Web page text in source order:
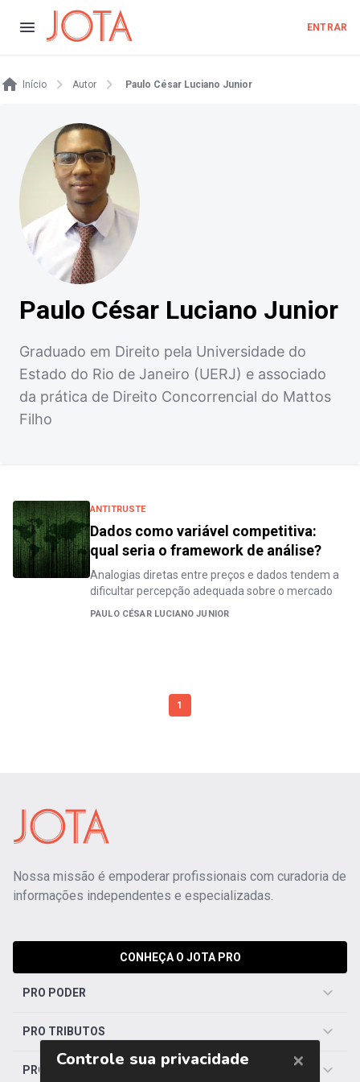
ENTRAR
Início Autor Paulo César Luciano Junior
Paulo César Luciano Junior
Graduado em Direito pela Universidade do
Estado do Rio de Janeiro (UERJ) e associado
da prática de Direito Concorrencial do Mattos
Filho
ANTITRUSTE
Dados como variável competitiva:
qual seria o framework de análise?
Analogias diretas entre preços e dados tendem a
dificultar percepção adequada sobre o mercado
PAULO CÉSAR LUCIANO JUNIOR
1
Nossa missão é empoderar profissionais com curadoria de
informações independentes e especializadas.
CONHEÇA O JOTA PRO
PRO PODER
PRO TRIBUTOS
PRO TRABALHISTA